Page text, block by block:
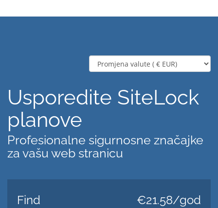
Usporedite SiteLock
planove
Profesionalne sigurnosne značajke
za vašu web stranicu
Find €21.58/god